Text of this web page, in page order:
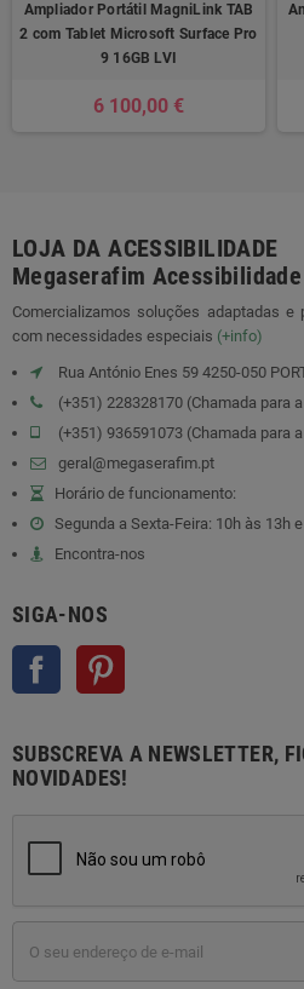
Ampliador Portátil MagniLink TAB
2 com Tablet Microsoft Surface Pro
9 16GB LVI
6 100,00 €
LOJA DA ACESSIBILIDADE
Megaserafim
Comercializamos soluções adaptadas
com necessidades especiais (+info)
Rua António Enes 59 4250-050
(+351) 228328170 (Chamada para
(+351) 936591073 (Chamada para
geral@megaserafim.pt
Horário de funcionamento:
Segunda a Sexta-Feira: 10h às 13h
Encontra-nos
SIGA-NOS
Facebook
SUBSCREVA A NEWSLETTER,
NOVIDADES!